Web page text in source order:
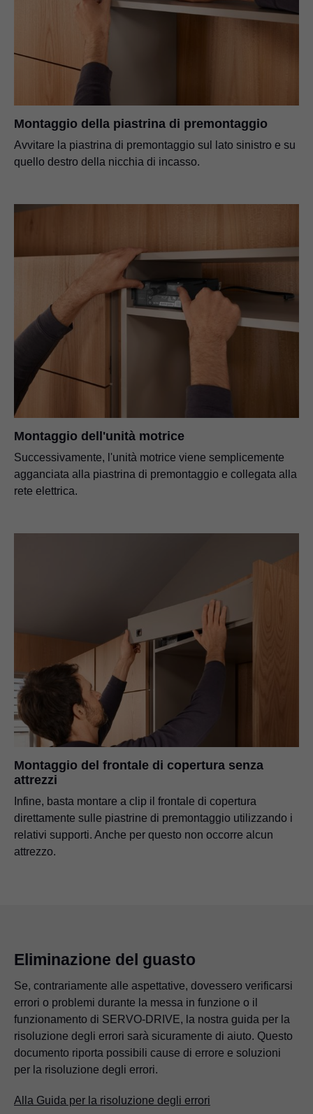
Montaggio della piastrina di premontaggio
Avvitare la piastrina di premontaggio sul lato sinistro e su
quello destro della nicchia di incasso.
Montaggio dell'unità motrice
Successivamente, l'unità motrice viene semplicemente
agganciata alla piastrina di premontaggio e collegata alla
rete elettrica.
Montaggio del frontale di copertura senza
attrezzi
Infine, basta montare a clip il frontale di copertura
direttamente sulle piastrine di premontaggio utilizzando i
relativi supporti. Anche per questo non occorre alcun
attrezzo.
Eliminazione del guasto
Se, contrariamente alle aspettative, dovessero verificarsi
errori o problemi durante la messa in funzione o il
funzionamento di SERVO-DRIVE, la nostra guida per la
risoluzione degli errori sarà sicuramente di aiuto. Questo
documento riporta possibili cause di errore e soluzioni
per la risoluzione degli errori.
Alla Guida per la risoluzione degli errori